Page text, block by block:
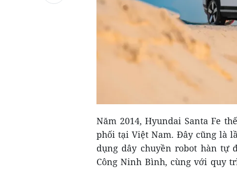
Năm 2014, Hyundai Santa Fe
phối tại Việt Nam. Đây cũng là
dụng dây chuyền robot hàn tự
Công Ninh Bình, cùng với quy